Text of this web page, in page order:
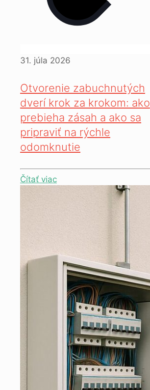
31. júla 2026
Otvorenie zabuchnutých
dverí krok za krokom: ako
prebieha zásah a ako sa
pripraviť na rýchle
odomknutie
Čítať viac